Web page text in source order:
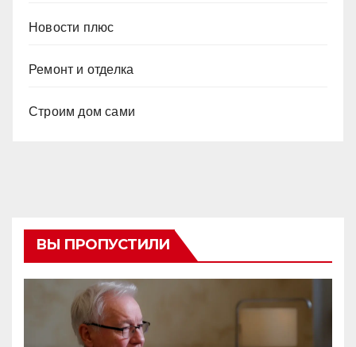
Новости плюс
Ремонт и отделка
Строим дом сами
ВЫ ПРОПУСТИЛИ